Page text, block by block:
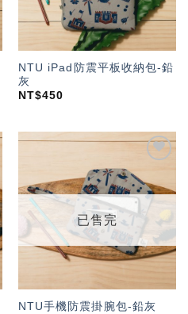
NTU iPad防震平板收納包-鉛
灰
NT$450
「願
望輕
單」
已售完
NTU手機防震掛腕包-鉛灰